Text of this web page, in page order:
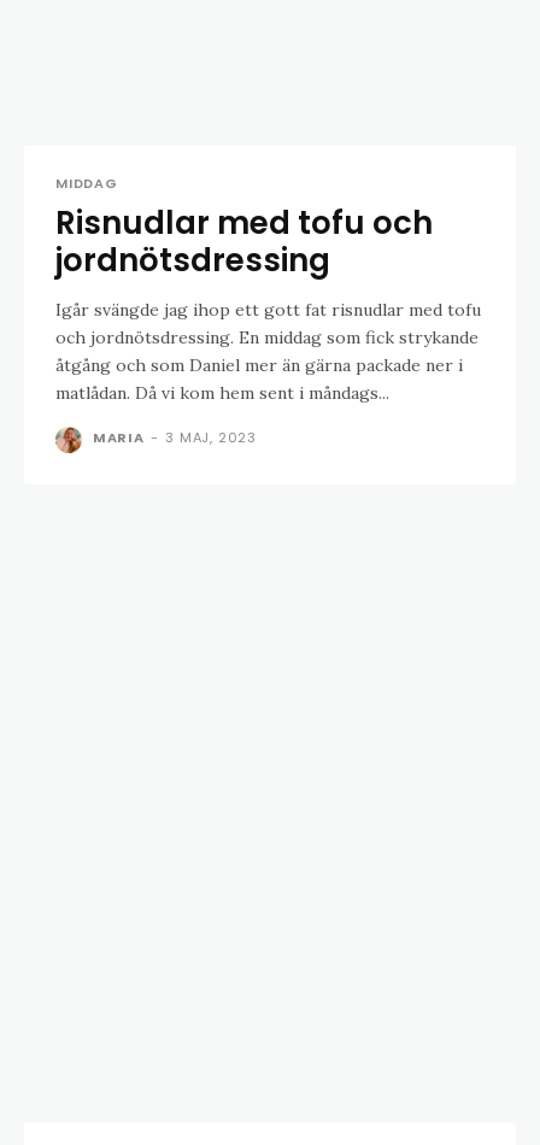
MIDDAG
Risnudlar med tofu och
jordnötsdressing
Igår svängde jag ihop ett gott fat risnudlar med tofu
och jordnötsdressing. En middag som fick strykande
åtgång och som Daniel mer än gärna packade ner i
matlådan. Då vi kom hem sent i måndags...
MARIA - 3 MAJ, 2023